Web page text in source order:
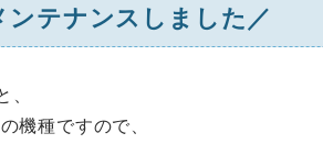
ンテナンスしました／
、
機種ですので、